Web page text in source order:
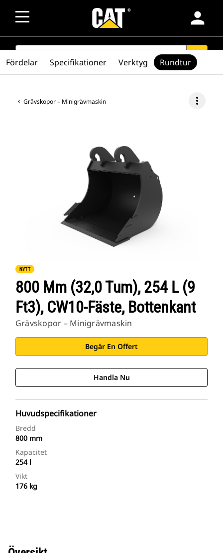
person
SEARCH search
Grävskopor – Minigrävmaskin more_vert
NYTT
800 Mm (32,0 Tum), 254 L (9
Ft3), CW10-Fäste, Bottenkant
Grävskopor – Minigrävmaskin
Begär En Offert
Handla Nu
Huvudspecifikationer
Bredd
800 mm
Kapacitet
254 l
Vikt
176 kg
Fördelar Specifikationer Verktyg Rundtur